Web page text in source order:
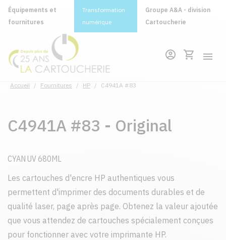
Équipements et
fournitures
Transformation
numérique
Groupe A&A - division
Cartoucherie
Accueil / Fournitures / HP / C4941A #83
C4941A #83 - Original
CYAN UV 680ML
Les cartouches d'encre HP authentiques vous
permettent d'imprimer des documents durables et de
qualité laser, page après page. Obtenez la valeur ajoutée
que vous attendez de cartouches spécialement conçues
pour fonctionner avec votre imprimante HP.